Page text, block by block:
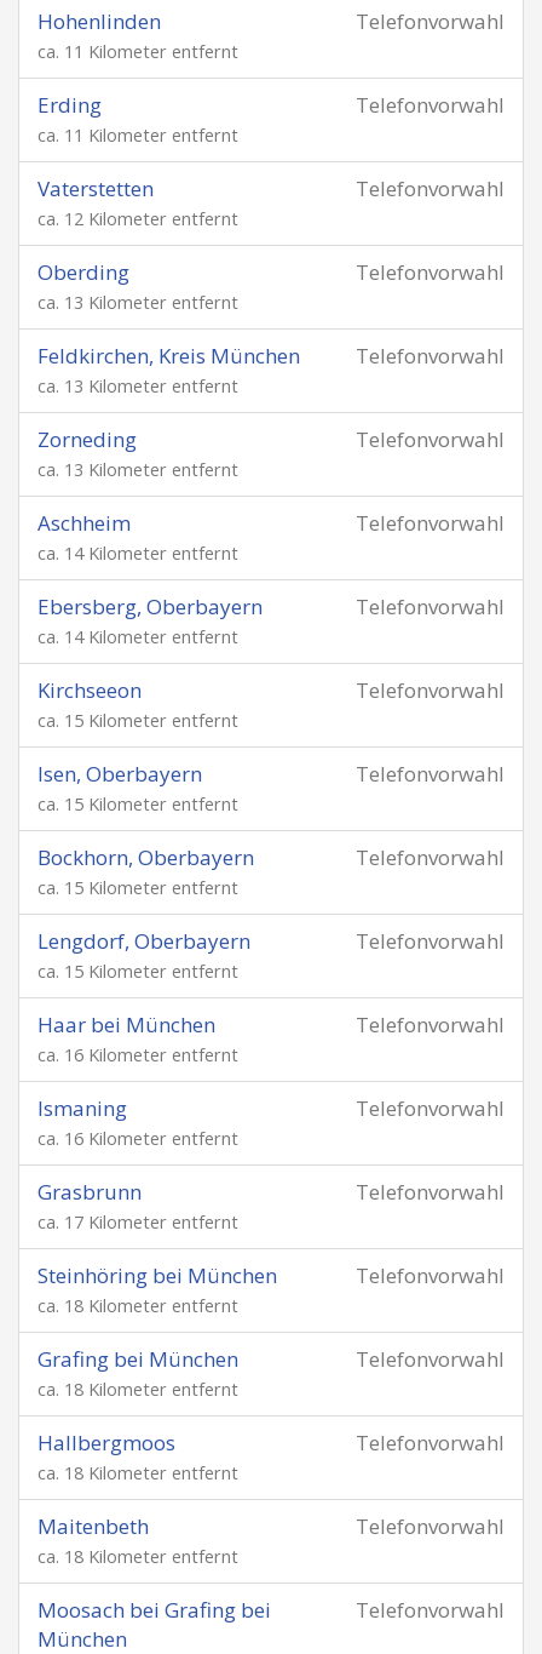
Telefonvorwahl
Hohenlinden
ca. 11 Kilometer entfernt
Telefonvorwahl
Erding
ca. 11 Kilometer entfernt
Telefonvorwahl
Vaterstetten
ca. 12 Kilometer entfernt
Telefonvorwahl
Oberding
ca. 13 Kilometer entfernt
Telefonvorwahl
Feldkirchen, Kreis München
ca. 13 Kilometer entfernt
Telefonvorwahl
Zorneding
ca. 13 Kilometer entfernt
Telefonvorwahl
Aschheim
ca. 14 Kilometer entfernt
Telefonvorwahl
Ebersberg, Oberbayern
ca. 14 Kilometer entfernt
Telefonvorwahl
Kirchseeon
ca. 15 Kilometer entfernt
Telefonvorwahl
Isen, Oberbayern
ca. 15 Kilometer entfernt
Telefonvorwahl
Bockhorn, Oberbayern
ca. 15 Kilometer entfernt
Telefonvorwahl
Lengdorf, Oberbayern
ca. 15 Kilometer entfernt
Telefonvorwahl
Haar bei München
ca. 16 Kilometer entfernt
Telefonvorwahl
Ismaning
ca. 16 Kilometer entfernt
Telefonvorwahl
Grasbrunn
ca. 17 Kilometer entfernt
Telefonvorwahl
Steinhöring bei München
ca. 18 Kilometer entfernt
Telefonvorwahl
Grafing bei München
ca. 18 Kilometer entfernt
Telefonvorwahl
Hallbergmoos
ca. 18 Kilometer entfernt
Telefonvorwahl
Maitenbeth
ca. 18 Kilometer entfernt
Telefonvorwahl
Moosach bei Grafing bei
München